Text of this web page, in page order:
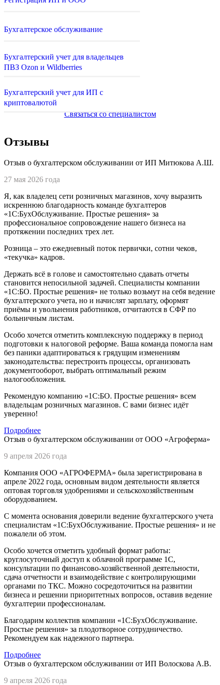
Бухгалтерское обслуживание
Бухгалтерский учет для владельцев
ПВЗ Ozon и Wildberries
Бухгалтерский учет для ИП с
криптовалютой
Связаться со специалистом
Отзывы
Отзыв о бухгалтерском обслуживании от ИП Митюкова А.Ш.
27 мая 2026 года
Я, как владелец сети розничных магазинов, хочу выразить
искреннюю благодарность команде бухгалтеров
«1С:БухОбслуживание. Простые решения» за
профессиональное сопровождение нашего бизнеса на
протяжении последних трех лет.
Розница – это ежедневный поток первички, сотни чеков,
«текучка» кадров.
Держать всё в голове и самостоятельно сдавать отчеты
становится непосильной задачей. Специалисты компании
«1С:БО. Простые решения» не только возьмут на себя ведение
бухгалтерского учета, но и начислят зарплату, оформят
приёмы и увольнения работников, отчитаются в СФР по
больничным листам.
Особо хочется отметить комплексную поддержку в период
подготовки к налоговой реформе. Ваша команда помогла нам
без паники адаптироваться к грядущим изменениям
законодательства: перестроить процессы, организовать
документооборот, выбрать оптимальный режим
налогообложения.
Рекомендую компанию «1С:БО. Простые решения» всем
владельцам розничных магазинов. С вами бизнес идёт
уверенно!
Подробнее
Отзыв о бухгалтерском обслуживании от ООО «Агроферма»
9 апреля 2026 года
Компания ООО «ΑΓΡΟΦΕΡМА» была зарегистрирована в
апреле 2022 года, основным видом деятельности является
оптовая торговля удобрениями и сельскохозяйственным
оборудованием.
С момента основания доверили ведение бухгалтерского учета
специалистам «1С:БухОбслуживание. Простые решения» и не
пожалели об этом.
Особо хочется отметить удобный формат работы:
круглосуточный доступ к облачной программе 1С,
консультации по финансово-хозяйственной деятельности,
сдача отчетности и взаимодействие с контролирующими
органами по ТКС. Можно сосредоточиться на развитии
бизнеса и решении приоритетных вопросов, оставив ведение
бухгалтерии профессионалам.
Благодарим коллектив компании «1С:БухОбслуживание.
Простые решения» за плодотворное сотрудничество.
Рекомендуем как надежного партнера.
Подробнее
Отзыв о бухгалтерском обслуживании от ИП Волоскова А.В.
9 апреля 2026 года